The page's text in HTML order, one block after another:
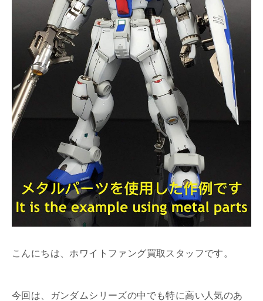
こんにちは、ホワイトファング買取スタッフです。
今回は、ガンダムシリーズの中でも特に高い人気のあ